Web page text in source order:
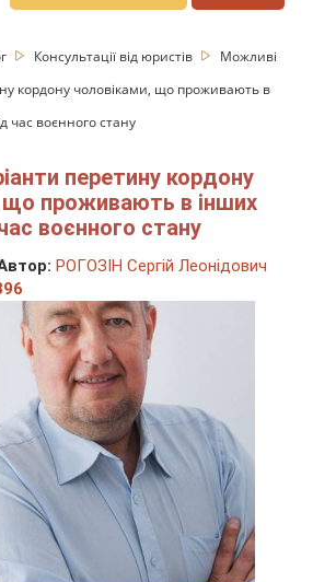
Консультації від юристів
Можливі
кордону чоловіками, що проживають в
час воєнного стану
перетину кордону
що проживають в інших
воєнного стану
РОГОЗІН Сергій Леонідович